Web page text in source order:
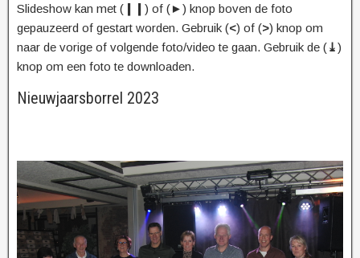
Slideshow kan met (
) of (►) knop boven de foto
gepauzeerd of gestart worden. Gebruik (<) of (>) knop om
naar de vorige of volgende foto/video te gaan. Gebruik de (⤓)
knop om een foto te downloaden.
Nieuwjaarsborrel 2023